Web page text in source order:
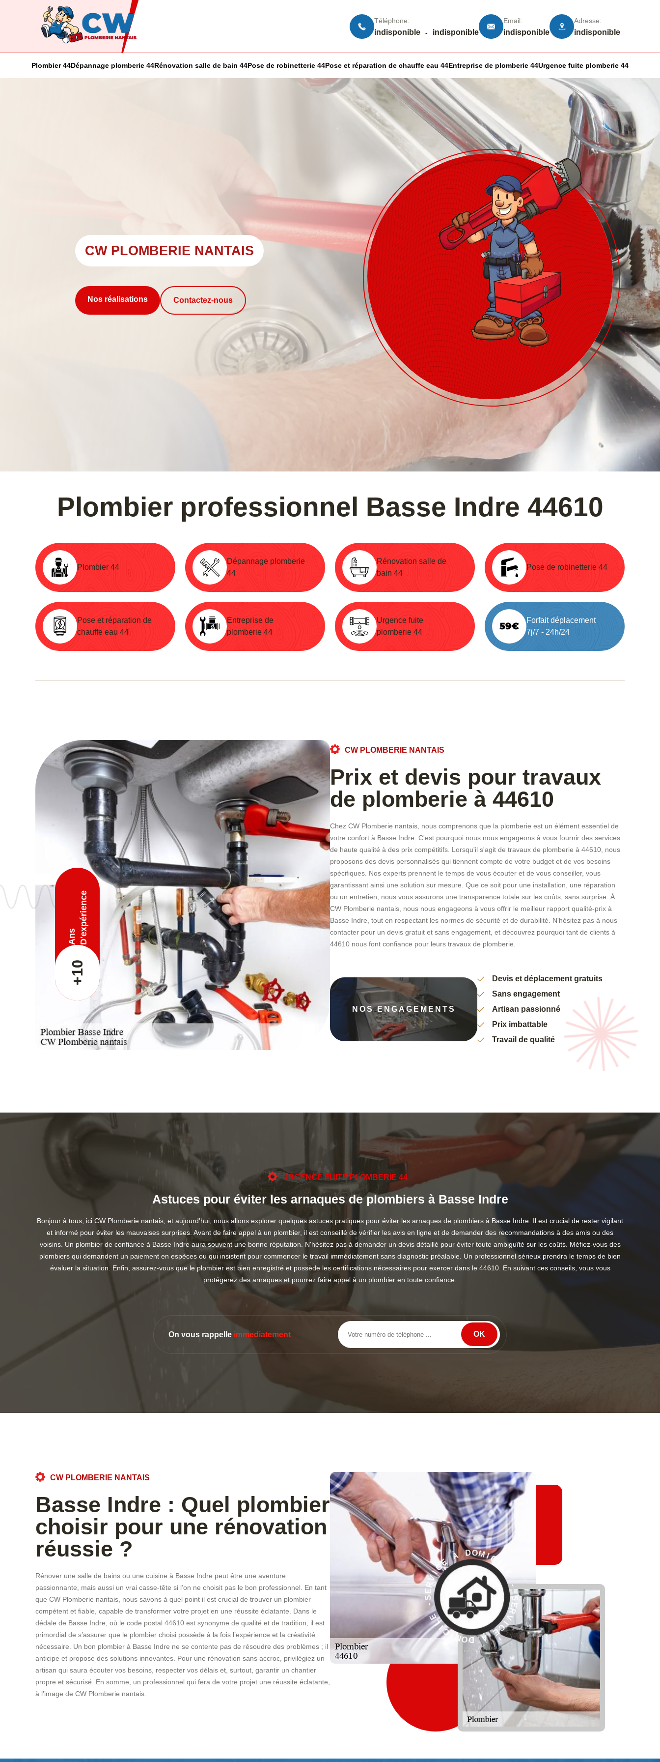
Téléphone:
indisponible - indisponible
Email:
indisponible
Adresse:
indisponible
Plombier 44Dépannage plomberie 44Rénovation salle de bain 44Pose de robinetterie 44Pose et réparation de chauffe eau 44Entreprise de plomberie 44Urgence fuite plomberie 44
CW PLOMBERIE NANTAIS
Nos réalisations Contactez-nous
Plombier professionnel Basse Indre 44610
Plombier 44
Dépannage plomberie
44
Rénovation salle de
bain 44
Pose de robinetterie 44
Pose et réparation de
chauffe eau 44
Entreprise de
plomberie 44
Urgence fuite
plomberie 44
Forfait déplacement
7j/7 - 24h/24
+10
Ans D'expérience
CW PLOMBERIE NANTAIS
Prix et devis pour travaux
de plomberie à 44610
Chez CW Plomberie nantais, nous comprenons que la plomberie est un élément essentiel de
votre confort à Basse Indre. C'est pourquoi nous nous engageons à vous fournir des services
de haute qualité à des prix compétitifs. Lorsqu'il s'agit de travaux de plomberie à 44610, nous
proposons des devis personnalisés qui tiennent compte de votre budget et de vos besoins
spécifiques. Nos experts prennent le temps de vous écouter et de vous conseiller, vous
garantissant ainsi une solution sur mesure. Que ce soit pour une installation, une réparation
ou un entretien, nous vous assurons une transparence totale sur les coûts, sans surprise. À
CW Plomberie nantais, nous nous engageons à vous offrir le meilleur rapport qualité-prix à
Basse Indre, tout en respectant les normes de sécurité et de durabilité. N'hésitez pas à nous
contacter pour un devis gratuit et sans engagement, et découvrez pourquoi tant de clients à
44610 nous font confiance pour leurs travaux de plomberie.
NOS ENGAGEMENTS
Devis et déplacement gratuits
Sans engagement
Artisan passionné
Prix imbattable
Travail de qualité
URGENCE FUITE PLOMBERIE 44
Astuces pour éviter les arnaques de plombiers à Basse Indre
Bonjour à tous, ici CW Plomberie nantais, et aujourd'hui, nous allons explorer quelques astuces pratiques pour éviter les arnaques de plombiers à Basse Indre. Il est crucial de rester vigilant
et informé pour éviter les mauvaises surprises. Avant de faire appel à un plombier, il est conseillé de vérifier les avis en ligne et de demander des recommandations à des amis ou des
voisins. Un plombier de confiance à Basse Indre aura souvent une bonne réputation. N'hésitez pas à demander un devis détaillé pour éviter toute ambiguïté sur les coûts. Méfiez-vous des
plombiers qui demandent un paiement en espèces ou qui insistent pour commencer le travail immédiatement sans diagnostic préalable. Un professionnel sérieux prendra le temps de bien
évaluer la situation. Enfin, assurez-vous que le plombier est bien enregistré et possède les certifications nécessaires pour exercer dans le 44610. En suivant ces conseils, vous vous
protégerez des arnaques et pourrez faire appel à un plombier en toute confiance.
On vous rappelle immediatement
CW PLOMBERIE NANTAIS
Basse Indre : Quel plombier
choisir pour une rénovation
réussie ?
Rénover une salle de bains ou une cuisine à Basse Indre peut être une aventure
passionnante, mais aussi un vrai casse-tête si l’on ne choisit pas le bon professionnel. En tant
que CW Plomberie nantais, nous savons à quel point il est crucial de trouver un plombier
compétent et fiable, capable de transformer votre projet en une réussite éclatante. Dans le
dédale de Basse Indre, où le code postal 44610 est synonyme de qualité et de tradition, il est
primordial de s’assurer que le plombier choisi possède à la fois l’expérience et la créativité
nécessaire. Un bon plombier à Basse Indre ne se contente pas de résoudre des problèmes ; il
anticipe et propose des solutions innovantes. Pour une rénovation sans accroc, privilégiez un
artisan qui saura écouter vos besoins, respecter vos délais et, surtout, garantir un chantier
propre et sécurisé. En somme, un professionnel qui fera de votre projet une réussite éclatante,
à l’image de CW Plomberie nantais.
S
E
R
V
C
E
À
D
OMIC I LE -
R
V
I
C
E
À
D
O
M
I
C
I
L
E
-